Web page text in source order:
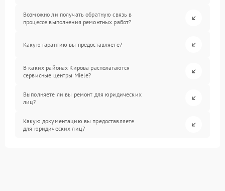
Возможно ли получать обратную связь в
процессе выполнения ремонтных работ?
Какую гарантию вы предоставляете?
В каких районах Кирова располагаются
сервисные центры Miele?
Выполняете ли вы ремонт для юридических
лиц?
Какую документацию вы предоставляете
для юридических лиц?